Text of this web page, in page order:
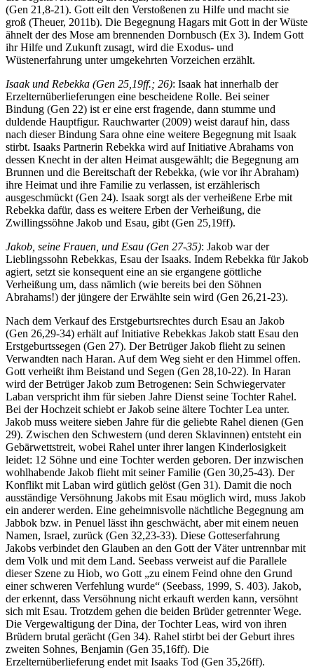
(Gen 21,8-21). Gott eilt den Verstoßenen zu Hilfe und macht sie
groß (Theuer, 2011b). Die Begegnung Hagars mit Gott in der Wüste
ähnelt der des Mose am brennenden Dornbusch (Ex 3). Indem Gott
ihr Hilfe und Zukunft zusagt, wird die Exodus- und
Wüstenerfahrung unter umgekehrten Vorzeichen erzählt.
Isaak und Rebekka (Gen 25,19ff.; 26): Isaak hat innerhalb der
Erzelternüberlieferungen eine bescheidene Rolle. Bei seiner
Bindung (Gen 22) ist er eine erst fragende, dann stumme und
duldende Hauptfigur. Rauchwarter (2009) weist darauf hin, dass
nach dieser Bindung Sara ohne eine weitere Begegnung mit Isaak
stirbt. Isaaks Partnerin Rebekka wird auf Initiative Abrahams von
dessen Knecht in der alten Heimat ausgewählt; die Begegnung am
Brunnen und die Bereitschaft der Rebekka, (wie vor ihr Abraham)
ihre Heimat und ihre Familie zu verlassen, ist erzählerisch
ausgeschmückt (Gen 24). Isaak sorgt als der verheißene Erbe mit
Rebekka dafür, dass es weitere Erben der Verheißung, die
Zwillingssöhne Jakob und Esau, gibt (Gen 25,19ff).
Jakob, seine Frauen, und Esau (Gen 27-35): Jakob war der
Lieblingssohn Rebekkas, Esau der Isaaks. Indem Rebekka für Jakob
agiert, setzt sie konsequent eine an sie ergangene göttliche
Verheißung um, dass nämlich (wie bereits bei den Söhnen
Abrahams!) der jüngere der Erwählte sein wird (Gen 26,21-23).
Nach dem Verkauf des Erstgeburtsrechtes durch Esau an Jakob
(Gen 26,29-34) erhält auf Initiative Rebekkas Jakob statt Esau den
Erstgeburtssegen (Gen 27). Der Betrüger Jakob flieht zu seinen
Verwandten nach Haran. Auf dem Weg sieht er den Himmel offen.
Gott verheißt ihm Beistand und Segen (Gen 28,10-22). In Haran
wird der Betrüger Jakob zum Betrogenen: Sein Schwiegervater
Laban verspricht ihm für sieben Jahre Dienst seine Tochter Rahel.
Bei der Hochzeit schiebt er Jakob seine ältere Tochter Lea unter.
Jakob muss weitere sieben Jahre für die geliebte Rahel dienen (Gen
29). Zwischen den Schwestern (und deren Sklavinnen) entsteht ein
Gebärwettstreit, wobei Rahel unter ihrer langen Kinderlosigkeit
leidet: 12 Söhne und eine Tochter werden geboren. Der inzwischen
wohlhabende Jakob flieht mit seiner Familie (Gen 30,25-43). Der
Konflikt mit Laban wird gütlich gelöst (Gen 31). Damit die noch
ausständige Versöhnung Jakobs mit Esau möglich wird, muss Jakob
ein anderer werden. Eine geheimnisvolle nächtliche Begegnung am
Jabbok bzw. in Penuel lässt ihn geschwächt, aber mit einem neuen
Namen, Israel, zurück (Gen 32,23-33). Diese Gotteserfahrung
Jakobs verbindet den Glauben an den Gott der Väter untrennbar mit
dem Volk und mit dem Land. Seebass verweist auf die Parallele
dieser Szene zu Hiob, wo Gott „zu einem Feind ohne den Grund
einer schweren Verfehlung wurde“ (Seebass, 1999, S. 403). Jakob,
der erkennt, dass Versöhnung nicht erkauft werden kann, versöhnt
sich mit Esau. Trotzdem gehen die beiden Brüder getrennter Wege.
Die Vergewaltigung der Dina, der Tochter Leas, wird von ihren
Brüdern brutal gerächt (Gen 34). Rahel stirbt bei der Geburt ihres
zweiten Sohnes, Benjamin (Gen 35,16ff). Die
Erzelternüberlieferung endet mit Isaaks Tod (Gen 35,26ff).